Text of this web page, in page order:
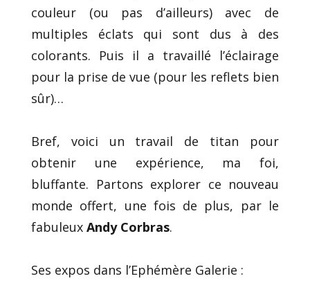
couleur (ou pas d’ailleurs) avec de
multiples éclats qui sont dus à des
colorants. Puis il a travaillé l’éclairage
pour la prise de vue (pour les reflets bien
sûr)…
Bref, voici un travail de titan pour
obtenir une expérience, ma foi,
bluffante. Partons explorer ce nouveau
monde offert, une fois de plus, par le
fabuleux Andy Corbras.
Ses expos dans l’Ephémère Galerie :